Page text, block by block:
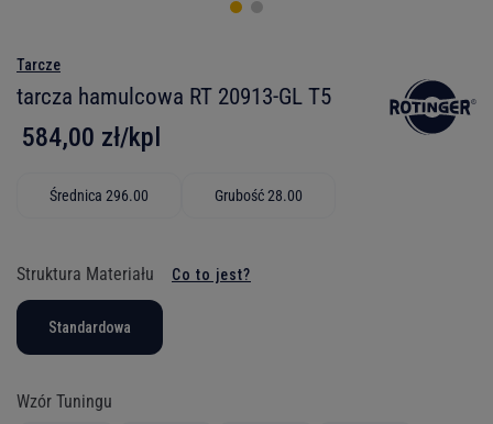
Tarcze
tarcza hamulcowa RT 20913-GL T5
584,00 zł/kpl
Średnica 296.00 Grubość 28.00
Struktura Materiału Co to jest?
Standardowa
Wzór Tuningu